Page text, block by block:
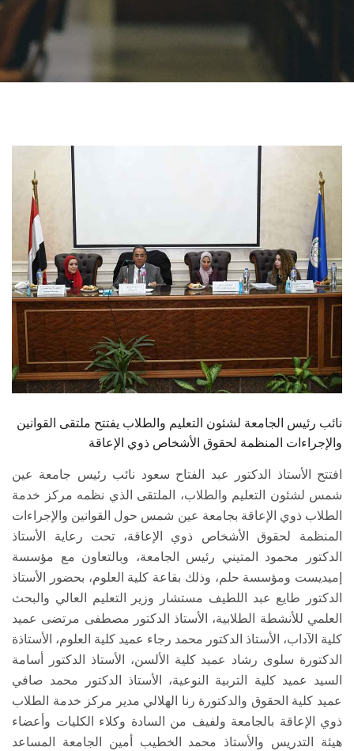
الأنظمة الذكية
الإعلام
الطلاب
هيئة التدريس
الدراسات العليا
الخريجين
الموظفون
الزائـرون
نائب رئيس الجامعة لشئون التعليم والطلاب يفتتح ملتقى القوانين
والإجراءات المنظمة لحقوق الأشخاص ذوي الإعاقة
افتتح الأستاذ الدكتور عبد الفتاح سعود نائب رئيس جامعة عين
شمس لشئون التعليم والطلاب، الملتقى الذي نظمه مركز خدمة
الطلاب ذوي الإعاقة بجامعة عين شمس حول القوانين والإجراءات
المنظمة لحقوق الأشخاص ذوي الإعاقة، تحت رعاية الأستاذ
الدكتور محمود المتيني رئيس الجامعة، وبالتعاون مع مؤسسة
إميديست ومؤسسة حلم، وذلك بقاعة كلية العلوم، بحضور الأستاذ
الدكتور طايع عبد اللطيف مستشار وزير التعليم العالي والبحث
العلمي للأنشطة الطلابية، الأستاذ الدكتور مصطفى مرتضى عميد
كلية الآداب، الأستاذ الدكتور محمد رجاء عميد كلية العلوم، الأستاذة
الدكتورة سلوى رشاد عميد كلية الألسن، الأستاذ الدكتور أسامة
السيد عميد كلية التربية النوعية، الأستاذ الدكتور محمد صافي
عميد كلية الحقوق والدكتورة رنا الهلالي مدير مركز خدمة الطلاب
ذوي الإعاقة بالجامعة ولفيف من السادة وكلاء الكليات وأعضاء
هيئة التدريس والأستاذ محمد الخطيب أمين الجامعة المساعد